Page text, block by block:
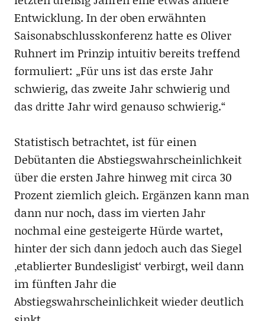
Entwicklung. In der oben erwähnten
Saisonabschlusskonferenz hatte es Oliver
Ruhnert im Prinzip intuitiv bereits treffend
formuliert: „Für uns ist das erste Jahr
schwierig, das zweite Jahr schwierig und
das dritte Jahr wird genauso schwierig.“
Statistisch betrachtet, ist für einen
Debütanten die Abstiegswahrscheinlichkeit
über die ersten Jahre hinweg mit circa 30
Prozent ziemlich gleich. Ergänzen kann man
dann nur noch, dass im vierten Jahr
nochmal eine gesteigerte Hürde wartet,
hinter der sich dann jedoch auch das Siegel
‚etablierter Bundesligist‘ verbirgt, weil dann
im fünften Jahr die
Abstiegswahrscheinlichkeit wieder deutlich